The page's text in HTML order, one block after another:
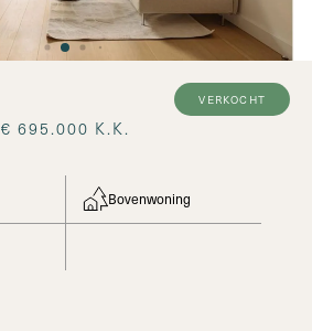
verkocht
€ 695.000 K.K.
Bovenwoning